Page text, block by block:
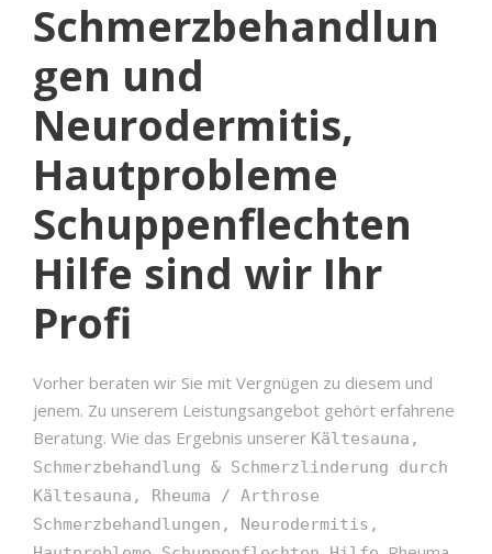
Schmerzbehandlun
gen und
Neurodermitis,
Hautprobleme
Schuppenflechten
Hilfe sind wir Ihr
Profi
Vorher beraten wir Sie mit Vergnügen zu diesem und
jenem. Zu unserem Leistungsangebot gehört erfahrene
Beratung. Wie das Ergebnis unserer Kältesauna,
Schmerzbehandlung & Schmerzlinderung durch
Kältesauna, Rheuma / Arthrose
Schmerzbehandlungen, Neurodermitis,